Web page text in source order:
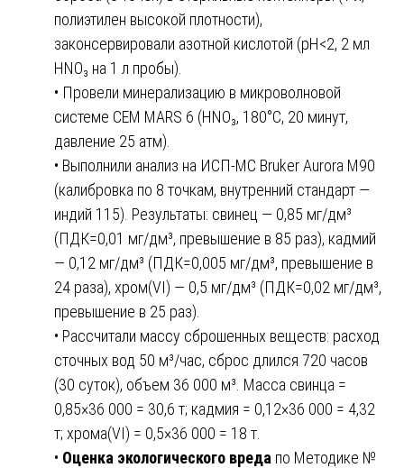
полиэтилен высокой плотности),
законсервировали азотной кислотой (pH<2, 2 мл
HNO₃ на 1 л пробы).
• Провели минерализацию в микроволновой
системе CEM MARS 6 (HNO₃, 180°C, 20 минут,
давление 25 атм).
• Выполнили анализ на ИСП-МС Bruker Aurora M90
(калибровка по 8 точкам, внутренний стандарт —
индий 115). Результаты: свинец — 0,85 мг/дм³
(ПДК=0,01 мг/дм³, превышение в 85 раз), кадмий
— 0,12 мг/дм³ (ПДК=0,005 мг/дм³, превышение в
24 раза), хром(VI) — 0,5 мг/дм³ (ПДК=0,02 мг/дм³,
превышение в 25 раз).
• Рассчитали массу сброшенных веществ: расход
сточных вод 50 м³/час, сброс длился 720 часов
(30 суток), объем 36 000 м³. Масса свинца =
0,85×36 000 = 30,6 т; кадмия = 0,12×36 000 = 4,32
т; хрома(VI) = 0,5×36 000 = 18 т.
• Оценка экологического вреда по Методике №